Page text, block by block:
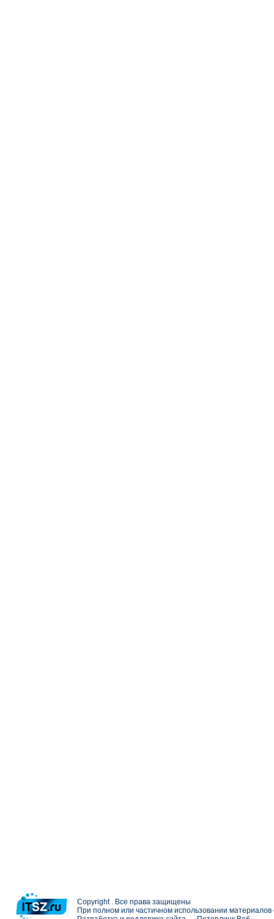
Copyright . Все права защищены
При полном или частичном использовании